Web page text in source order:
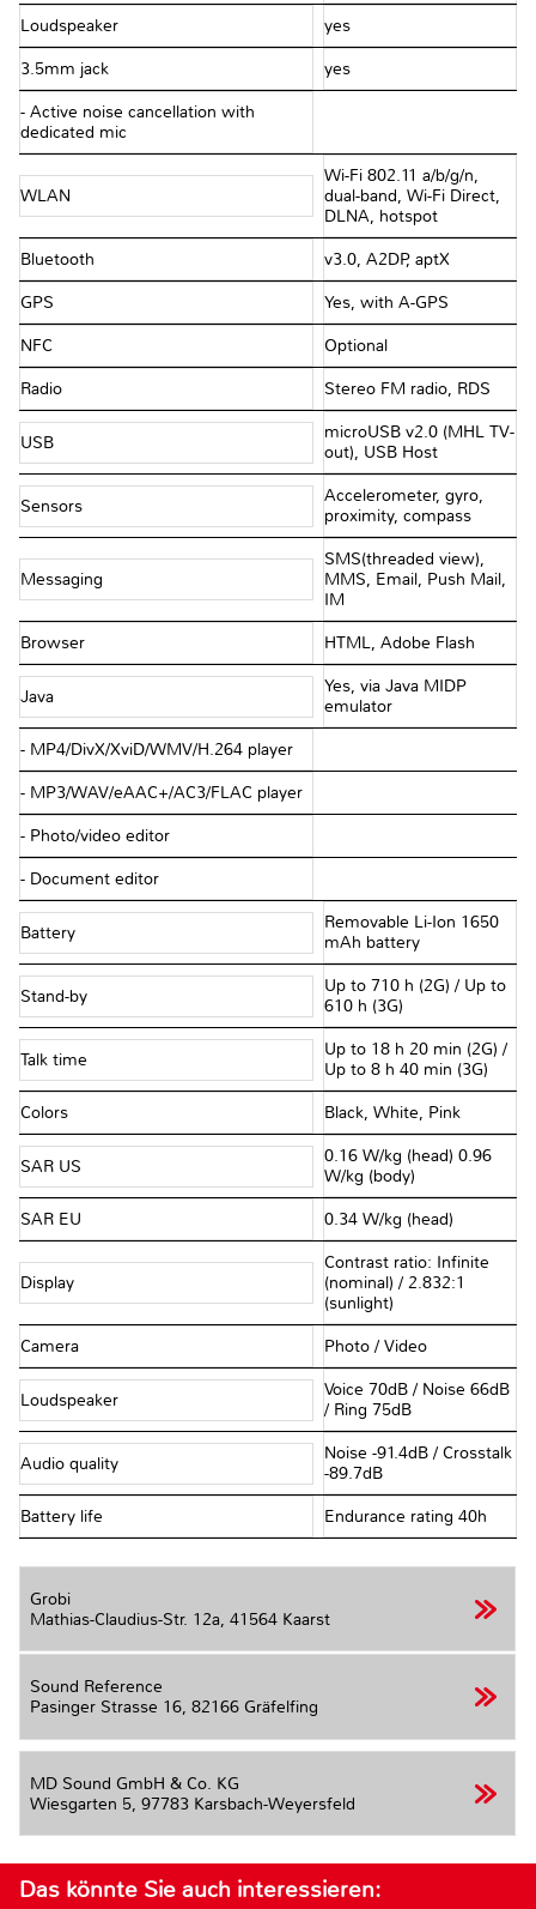
Loudspeaker yes
3.5mm jack yes
- Active noise cancellation with
dedicated mic
WLAN
Wi-Fi 802.11 a/b/g/n,
dual-band, Wi-Fi Direct,
DLNA, hotspot
Bluetooth v3.0, A2DP, aptX
GPS Yes, with A-GPS
NFC Optional
Radio Stereo FM radio, RDS
USB
microUSB v2.0 (MHL TV-
out), USB Host
Sensors
Accelerometer, gyro,
proximity, compass
Messaging
SMS(threaded view),
MMS, Email, Push Mail,
IM
Browser HTML, Adobe Flash
Java
Yes, via Java MIDP
emulator
- MP4/DivX/XviD/WMV/H.264 player
- MP3/WAV/eAAC+/AC3/FLAC player
- Photo/video editor
- Document editor
Battery
Removable Li-Ion 1650
mAh battery
Stand-by
Up to 710 h (2G) / Up to
610 h (3G)
Talk time
Up to 18 h 20 min (2G) /
Up to 8 h 40 min (3G)
Colors Black, White, Pink
SAR US
0.16 W/kg (head) 0.96
W/kg (body)
SAR EU 0.34 W/kg (head)
Display
Contrast ratio: Infinite
(nominal) / 2.832:1
(sunlight)
Camera Photo / Video
Loudspeaker
Voice 70dB / Noise 66dB
/ Ring 75dB
Audio quality
Noise -91.4dB / Crosstalk
-89.7dB
Battery life Endurance rating 40h
Grobi
Mathias-Claudius-Str. 12a, 41564 Kaarst
Sound Reference
Pasinger Strasse 16, 82166 Gräfelfing
MD Sound GmbH & Co. KG
Wiesgarten 5, 97783 Karsbach-Weyersfeld
Das könnte Sie auch interessieren: